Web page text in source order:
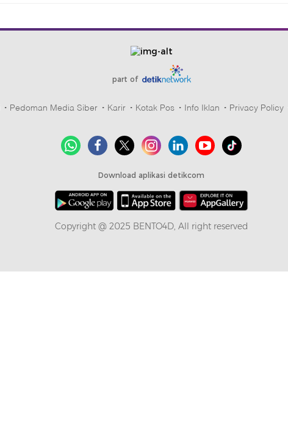
part of
Pedoman Media Siber Karir Kotak Pos Info Iklan Privacy Policy
Download aplikasi detikcom
Copyright @ 2025 BENTO4D, All right reserved